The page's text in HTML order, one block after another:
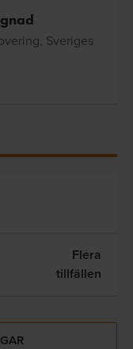
Sveriges
Flera
tillfällen